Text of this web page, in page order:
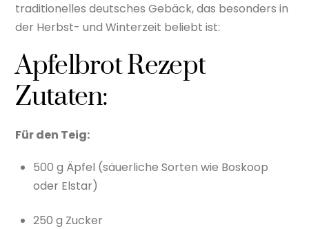
traditionelles deutsches Gebäck, das besonders in
der Herbst- und Winterzeit beliebt ist:
Apfelbrot Rezept
Zutaten:
Für den Teig:
500 g Äpfel (säuerliche Sorten wie Boskoop
oder Elstar)
250 g Zucker